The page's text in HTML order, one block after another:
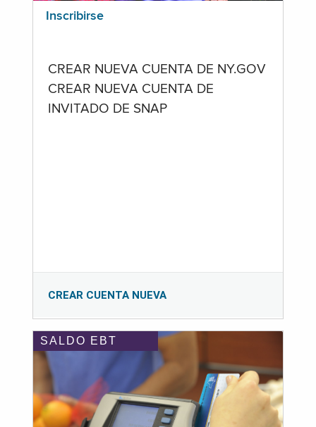
Inscribirse
CREAR NUEVA CUENTA DE NY.GOV
CREAR NUEVA CUENTA DE
INVITADO DE SNAP
CREAR CUENTA NUEVA
SALDO EBT